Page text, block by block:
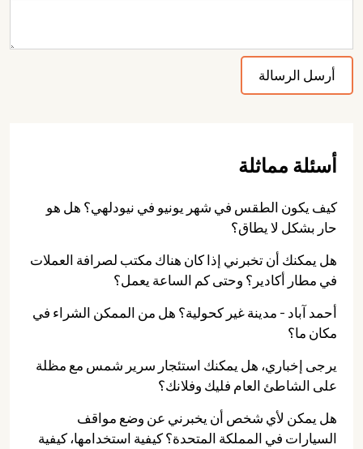
أسئلة مماثلة
كيف يكون الطقس في شهر يونيو في نيودلهي؟ هل هو
حار بشكل لا يطاق؟
هل يمكنك أن تخبرني إذا كان هناك مكتب لصرافة العملات
في مطار أكادير؟ وحتى كم الساعة يعمل؟
أحمد آباد - مدينة غير كحولية؟ هل من الممكن الشراء في
مكان ما؟
يرجى إخباري، هل يمكنك استئجار سرير شمس مع مظلة
على الشاطئ العام فليك وفلانك؟
هل يمكن لأي شخص أن يخبرني عن وضع مواقف
السيارات في المملكة المتحدة؟ كيفية استخدامها، كيفية